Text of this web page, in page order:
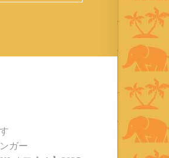
ー、ロ
ボール
」の監
ボール
ガー